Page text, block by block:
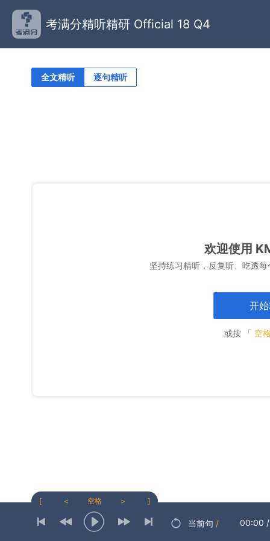
考满分精听精研 Official 18 Q4
全文精听 逐句精听
欢迎使用
坚持练习精听，反复听、吃透
开
或按 「 空
[ < 空格 > ]
当前句 / 00:00 /